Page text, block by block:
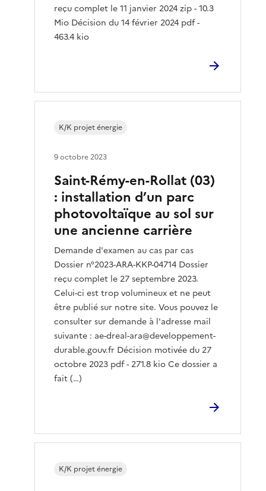
reçu complet le 11 janvier 2024 zip - 10.3
Mio Décision du 14 février 2024 pdf -
463.4 kio
Saint-Rémy-en-Rollat (03)
: installation d’un parc
photovoltaïque au sol sur
une ancienne carrière
Demande d'examen au cas par cas
Dossier n°2023-ARA-KKP-04714 Dossier
reçu complet le 27 septembre 2023.
Celui-ci est trop volumineux et ne peut
être publié sur notre site. Vous pouvez le
consulter sur demande à l'adresse mail
suivante : ae-dreal-ara@developpement-
durable.gouv.fr Décision motivée du 27
octobre 2023 pdf - 271.8 kio Ce dossier a
fait (…)
K/K projet énergie
9 octobre 2023
K/K projet énergie